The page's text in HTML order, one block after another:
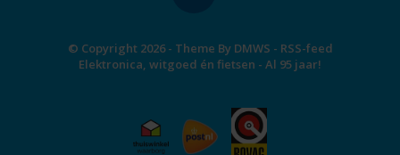
© Copyright 2026 - Theme By DMWS - RSS-feed
Elektronica, witgoed én fietsen - Al 95 jaar!